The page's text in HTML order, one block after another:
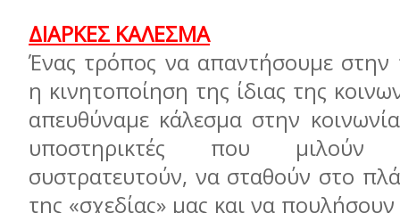
ΔΙΑΡΚΕΣ ΚΑΛΕΣΜΑ
Ένας τρόπος να απαντήσουμε
η κινητοποίηση της ίδιας της
απευθύναμε κάλεσμα στην
υποστηρικτές που
συστρατευτούν, να σταθούν στο
της «σχεδίας» μας και να